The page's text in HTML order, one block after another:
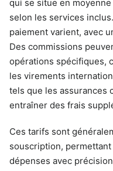
qui se situe en
selon les services
paiement varient, avec
Des commissions
opérations spécifiques,
les virements
tels que les assurances
entraîner des frais
Ces tarifs sont
souscription, permettant
dépenses avec